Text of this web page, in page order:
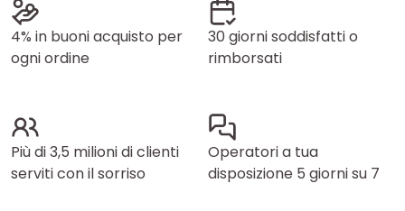
4% in buoni acquisto per
ogni ordine
30 giorni soddisfatti o
rimborsati
Più di 3,5 milioni di clienti
serviti con il sorriso
Operatori a tua
disposizione 5 giorni su 7